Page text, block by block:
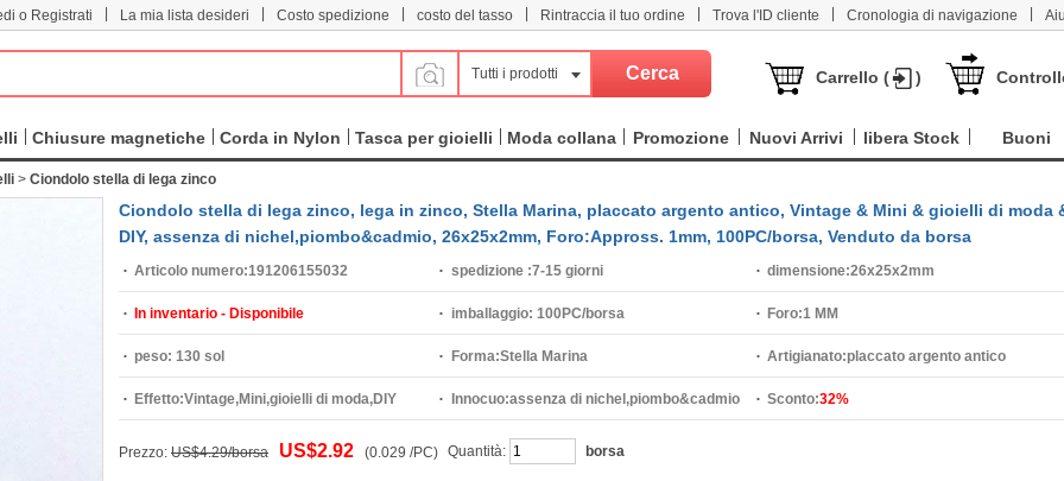
o Registrati La mia lista desideri Costo spedizione costo del tasso Rintraccia il tuo ordine Trova l'ID cliente Cronologia di navigazione
Tutti i prodotti Carrello ( )
Chiusure magnetiche Corda in Nylon Tasca per gioielli Moda collana Promozione Nuovi Arrivi libera Stock Buoni
> Ciondolo stella di lega zinco
Ciondolo stella di lega zinco, lega in zinco, Stella Marina, placcato argento antico, Vintage & Mini & gioielli di moda
DIY, assenza di nichel,piombo&cadmio, 26x25x2mm, Foro:Appross. 1mm, 100PC/borsa, Venduto da borsa
Articolo numero:191206155032 spedizione :7-15 giorni dimensione:26x25x2mm
In inventario - Disponibile imballaggio: 100PC/borsa Foro:1 MM
peso: 130 sol Forma:Stella Marina Artigianato:placcato argento antico
Effetto:Vintage,Mini,gioielli di moda,DIY Innocuo:assenza di nichel,piombo&cadmio Sconto:32%
Prezzo: US$4.29/borsa US$2.92 (0.029 /PC) Quantità: borsa